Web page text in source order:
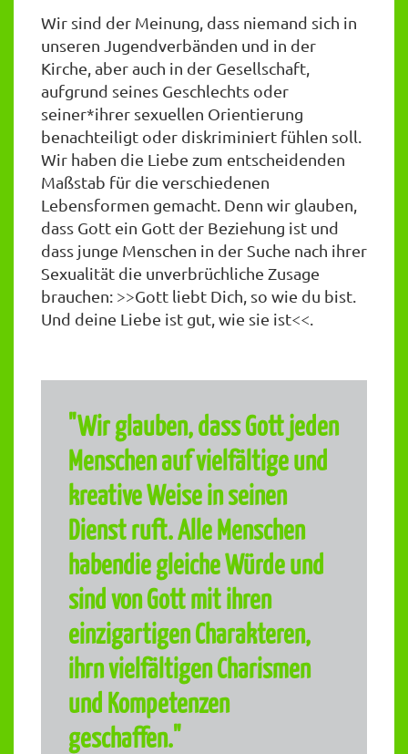
Wir sind der Meinung, dass niemand sich in
unseren Jugendverbänden und in der
Kirche, aber auch in der Gesellschaft,
aufgrund seines Geschlechts oder
seiner*ihrer sexuellen Orientierung
benachteiligt oder diskriminiert fühlen soll.
Wir haben die Liebe zum entscheidenden
Maßstab für die verschiedenen
Lebensformen gemacht. Denn wir glauben,
dass Gott ein Gott der Beziehung ist und
dass junge Menschen in der Suche nach ihrer
Sexualität die unverbrüchliche Zusage
brauchen: >>Gott liebt Dich, so wie du bist.
Und deine Liebe ist gut, wie sie ist<<.
"Wir glauben, dass Gott jeden
Menschen auf vielfältige und
kreative Weise in seinen
Dienst ruft. Alle Menschen
habendie gleiche Würde und
sind von Gott mit ihren
einzigartigen Charakteren,
ihrn vielfältigen Charismen
und Kompetenzen
geschaffen."